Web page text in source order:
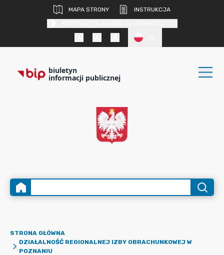
MAPA STRONY
INSTRUKCJA
biuletyn
informacji publicznej
STRONA GŁÓWNA
DZIAŁALNOŚĆ REGIONALNEJ IZBY OBRACHUNKOWEJ W
POZNANIU